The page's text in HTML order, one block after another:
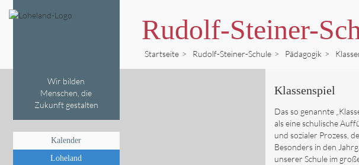
Wir bilden
Menschen, die
Zukunft gestalten
Kalender
Loheland
Rudolf-Steiner-
Startseite > Rudolf-Steiner-Schule > Pädagogik >
Klassenspiel
Das so genannte
als eine schulische
und sozialer Prozess,
Besonders in den
unserer Schule im